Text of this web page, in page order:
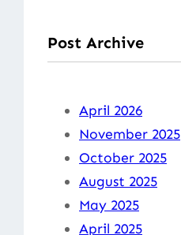
Post Archive
April 2026
November 2025
October 2025
August 2025
May 2025
April 2025